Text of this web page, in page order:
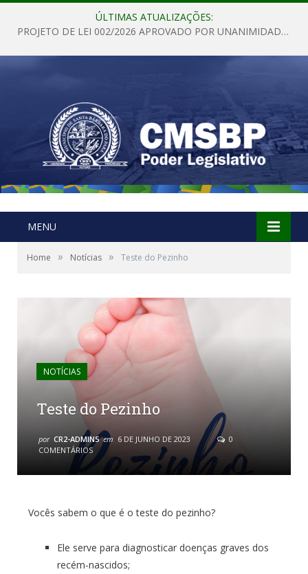
ÚLTIMAS ATUALIZAÇÕES:
PROJETO DE LEI 002/2026 APROVADO POR UNANIMIDADE EM SESSÃO ORDINÁRIA NESTA QUINTA – FEIRA 28 DE MAIO DE 2026
MENU
Home » Notícias » Teste do Pezinho
NOTÍCIAS
Teste do Pezinho
por CR2-ADMIN5 em 6 DE JUNHO DE 2023
0
COMENTÁRIOS
Vocês sabem o que é o teste do pezinho?
Ele serve para diagnosticar doenças graves dos
recém-nascidos;